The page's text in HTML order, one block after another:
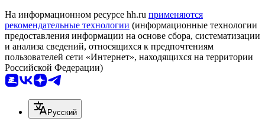
На информационном ресурсе hh.ru применяются
рекомендательные технологии (информационные технологии
предоставления информации на основе сбора, систематизации
и анализа сведений, относящихся к предпочтениям
пользователей сети «Интернет», находящихся на территории
Российской Федерации)
Русский